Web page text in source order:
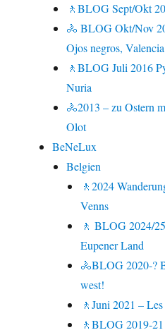
🚶BLOG Sept/Okt
🚴 BLOG Okt/Nov
Ojos negros, Valencia
🚶BLOG Juli 2016
Nuria
🚴2013 – zu Ostern
Olot
BeNeLux
Belgien
🚶2024
Venns
🚶 BLOG 2024/
Eupener Land
🚴BLOG 2020-?
west!
🚶Juni 2021 –
🚶BLOG 2019-